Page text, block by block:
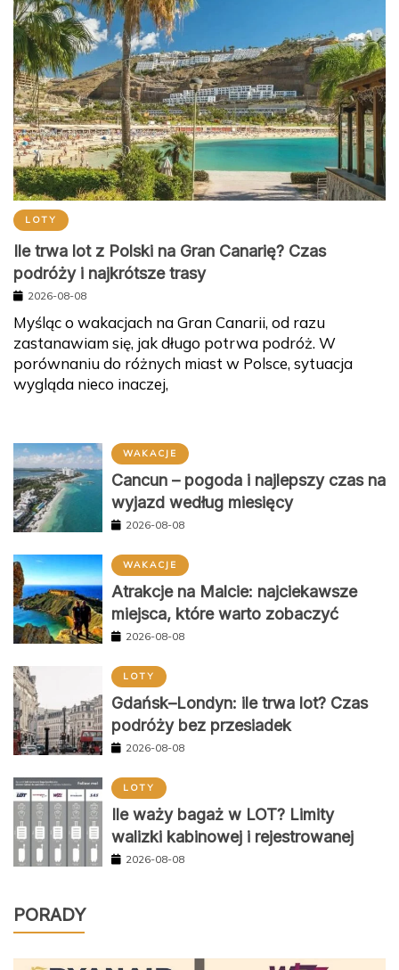
LOTY
Ile trwa lot z Polski na Gran Canarię? Czas
podróży i najkrótsze trasy
2026-08-08
Myśląc o wakacjach na Gran Canarii, od razu
zastanawiam się, jak długo potrwa podróż. W
porównaniu do różnych miast w Polsce, sytuacja
wygląda nieco inaczej,
WAKACJE
Cancun – pogoda i najlepszy czas na
wyjazd według miesięcy
2026-08-08
WAKACJE
Atrakcje na Malcie: najciekawsze
miejsca, które warto zobaczyć
2026-08-08
LOTY
Gdańsk–Londyn: ile trwa lot? Czas
podróży bez przesiadek
2026-08-08
LOTY
Ile waży bagaż w LOT? Limity
walizki kabinowej i rejestrowanej
2026-08-08
PORADY